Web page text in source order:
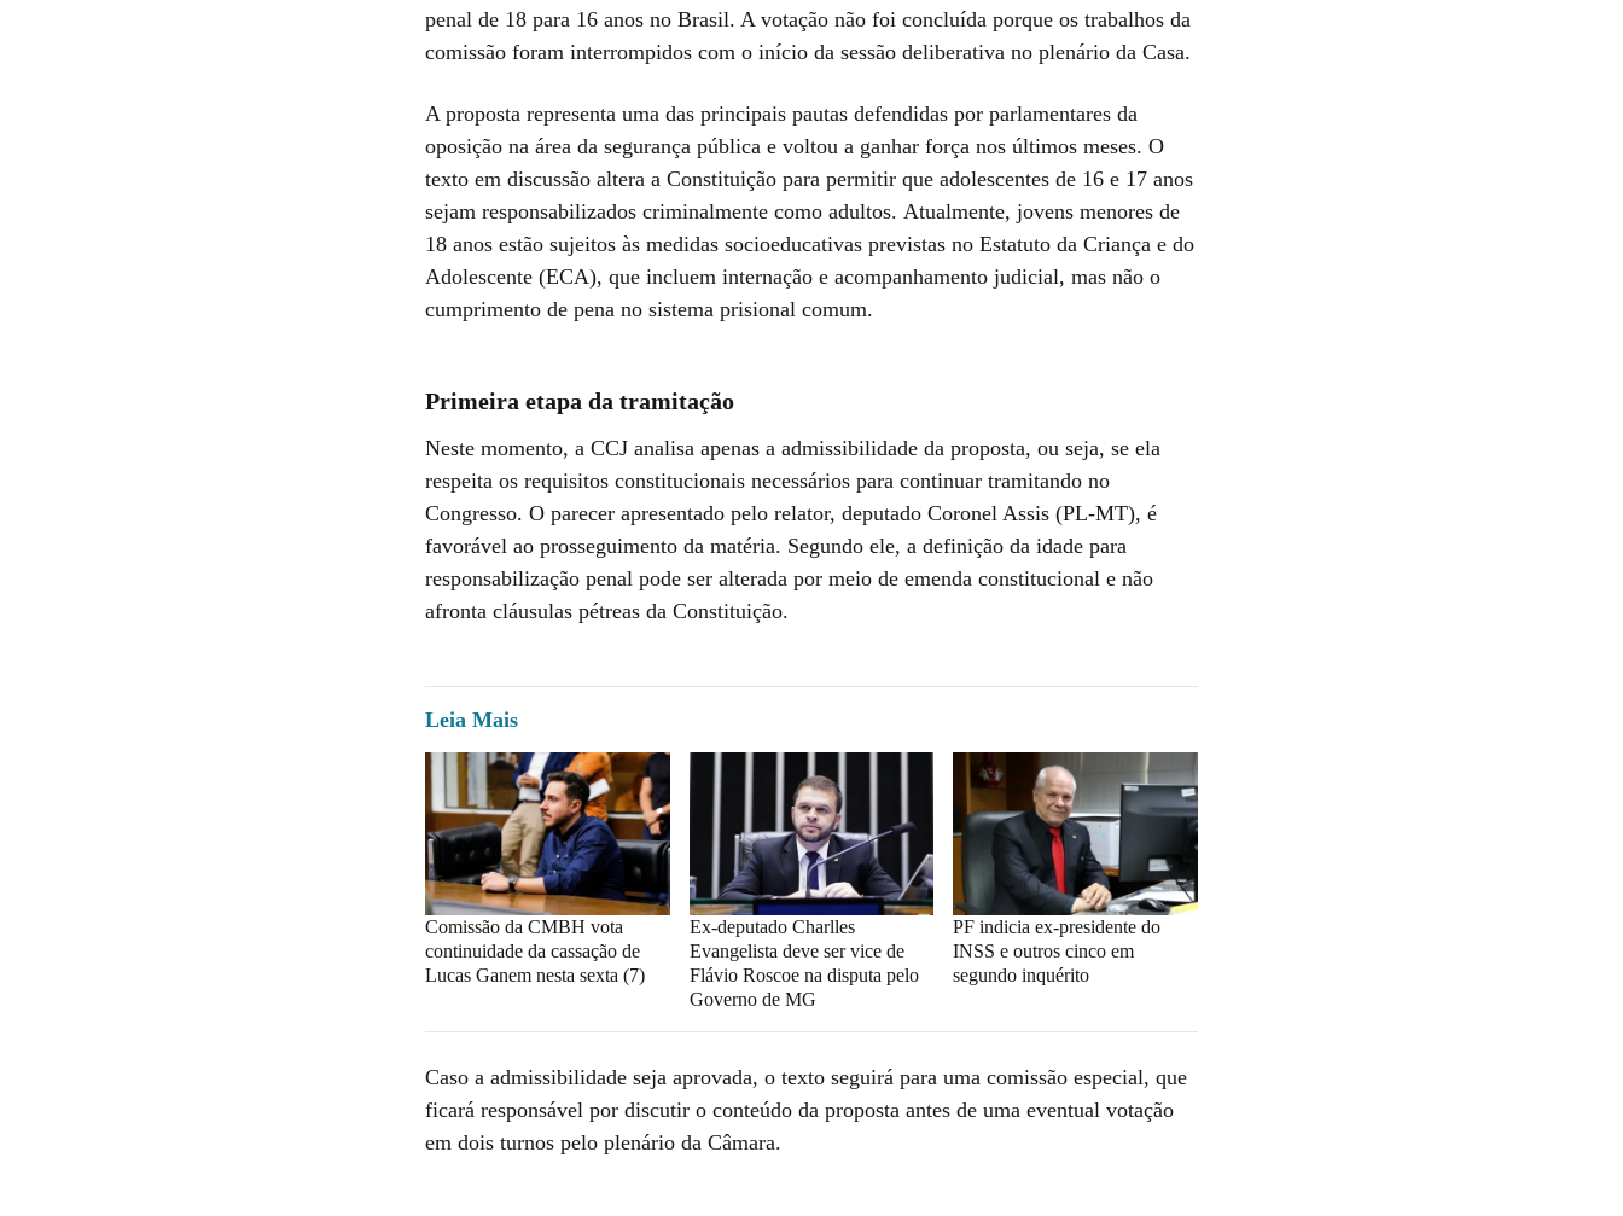
penal de 18 para 16 anos no Brasil. A votação não foi concluída porque os trabalhos da
comissão foram interrompidos com o início da sessão deliberativa no plenário da Casa.
A proposta representa uma das principais pautas defendidas por parlamentares da
oposição na área da segurança pública e voltou a ganhar força nos últimos meses. O
texto em discussão altera a Constituição para permitir que adolescentes de 16 e 17 anos
sejam responsabilizados criminalmente como adultos. Atualmente, jovens menores de
18 anos estão sujeitos às medidas socioeducativas previstas no Estatuto da Criança e do
Adolescente (ECA), que incluem internação e acompanhamento judicial, mas não o
cumprimento de pena no sistema prisional comum.
Primeira etapa da tramitação
Neste momento, a CCJ analisa apenas a admissibilidade da proposta, ou seja, se ela
respeita os requisitos constitucionais necessários para continuar tramitando no
Congresso. O parecer apresentado pelo relator, deputado Coronel Assis (PL-MT), é
favorável ao prosseguimento da matéria. Segundo ele, a definição da idade para
responsabilização penal pode ser alterada por meio de emenda constitucional e não
afronta cláusulas pétreas da Constituição.
Leia Mais
Comissão da CMBH vota
continuidade da cassação de
Lucas Ganem nesta sexta (7)
Ex-deputado Charlles
Evangelista deve ser vice de
Flávio Roscoe na disputa pelo
Governo de MG
PF indicia ex-presidente do
INSS e outros cinco em
segundo inquérito
Caso a admissibilidade seja aprovada, o texto seguirá para uma comissão especial, que
ficará responsável por discutir o conteúdo da proposta antes de uma eventual votação
em dois turnos pelo plenário da Câmara.